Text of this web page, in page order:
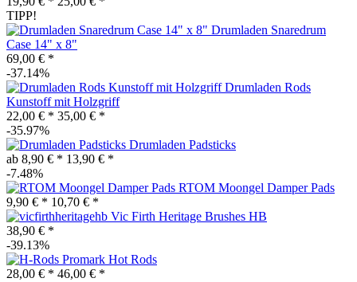
TIPP!
Drumladen Snaredrum
Case 14" x 8"
69,00 € *
-37.14%
Drumladen Rods
Kunstoff mit Holzgriff
22,00 € * 35,00 € *
-35.97%
Drumladen Padsticks
ab 8,90 € * 13,90 € *
-7.48%
RTOM Moongel Damper Pads
9,90 € * 10,70 € *
Vic Firth Heritage Brushes HB
38,90 € *
-39.13%
Promark Hot Rods
28,00 € * 46,00 € *